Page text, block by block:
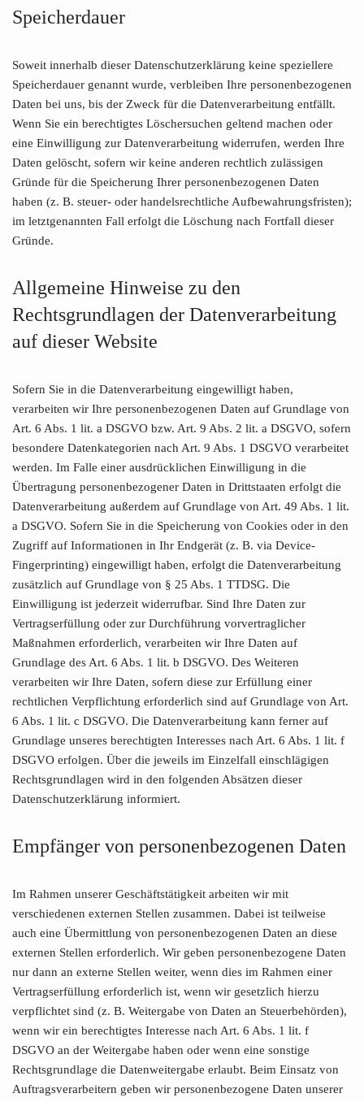
Speicherdauer
Soweit innerhalb dieser Datenschutzerklärung keine speziellere
Speicherdauer genannt wurde, verbleiben Ihre personenbezogenen
Daten bei uns, bis der Zweck für die Datenverarbeitung entfällt.
Wenn Sie ein berechtigtes Löschersuchen geltend machen oder
eine Einwilligung zur Datenverarbeitung widerrufen, werden Ihre
Daten gelöscht, sofern wir keine anderen rechtlich zulässigen
Gründe für die Speicherung Ihrer personenbezogenen Daten
haben (z. B. steuer- oder handelsrechtliche Aufbewahrungsfristen);
im letztgenannten Fall erfolgt die Löschung nach Fortfall dieser
Gründe.
Allgemeine Hinweise zu den
Rechtsgrundlagen der Datenverarbeitung
auf dieser Website
Sofern Sie in die Datenverarbeitung eingewilligt haben,
verarbeiten wir Ihre personenbezogenen Daten auf Grundlage von
Art. 6 Abs. 1 lit. a DSGVO bzw. Art. 9 Abs. 2 lit. a DSGVO, sofern
besondere Datenkategorien nach Art. 9 Abs. 1 DSGVO verarbeitet
werden. Im Falle einer ausdrücklichen Einwilligung in die
Übertragung personenbezogener Daten in Drittstaaten erfolgt die
Datenverarbeitung außerdem auf Grundlage von Art. 49 Abs. 1 lit.
a DSGVO. Sofern Sie in die Speicherung von Cookies oder in den
Zugriff auf Informationen in Ihr Endgerät (z. B. via Device-
Fingerprinting) eingewilligt haben, erfolgt die Datenverarbeitung
zusätzlich auf Grundlage von § 25 Abs. 1 TTDSG. Die
Einwilligung ist jederzeit widerrufbar. Sind Ihre Daten zur
Vertragserfüllung oder zur Durchführung vorvertraglicher
Maßnahmen erforderlich, verarbeiten wir Ihre Daten auf
Grundlage des Art. 6 Abs. 1 lit. b DSGVO. Des Weiteren
verarbeiten wir Ihre Daten, sofern diese zur Erfüllung einer
rechtlichen Verpflichtung erforderlich sind auf Grundlage von Art.
6 Abs. 1 lit. c DSGVO. Die Datenverarbeitung kann ferner auf
Grundlage unseres berechtigten Interesses nach Art. 6 Abs. 1 lit. f
DSGVO erfolgen. Über die jeweils im Einzelfall einschlägigen
Rechtsgrundlagen wird in den folgenden Absätzen dieser
Datenschutzerklärung informiert.
Empfänger von personenbezogenen Daten
Im Rahmen unserer Geschäftstätigkeit arbeiten wir mit
verschiedenen externen Stellen zusammen. Dabei ist teilweise
auch eine Übermittlung von personenbezogenen Daten an diese
externen Stellen erforderlich. Wir geben personenbezogene Daten
nur dann an externe Stellen weiter, wenn dies im Rahmen einer
Vertragserfüllung erforderlich ist, wenn wir gesetzlich hierzu
verpflichtet sind (z. B. Weitergabe von Daten an Steuerbehörden),
wenn wir ein berechtigtes Interesse nach Art. 6 Abs. 1 lit. f
DSGVO an der Weitergabe haben oder wenn eine sonstige
Rechtsgrundlage die Datenweitergabe erlaubt. Beim Einsatz von
Auftragsverarbeitern geben wir personenbezogene Daten unserer